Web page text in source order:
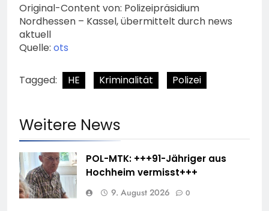
Original-Content von: Polizeipräsidium
Nordhessen – Kassel, übermittelt durch news
aktuell
Quelle: ots
Tagged: HE Kriminalität Polizei
Weitere News
POL-MTK: +++91-Jähriger aus
Hochheim vermisst+++
9. August 2026 0